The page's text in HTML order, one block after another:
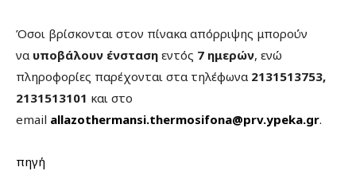
Όσοι βρίσκονται στον πίνακα απόρριψης μπορούν
να υποβάλουν ένσταση εντός 7 ημερών, ενώ
πληροφορίες παρέχονται στα τηλέφωνα 2131513753,
2131513101 και στο
email allazothermansi.thermosifona@prv.ypeka.gr.
πηγή